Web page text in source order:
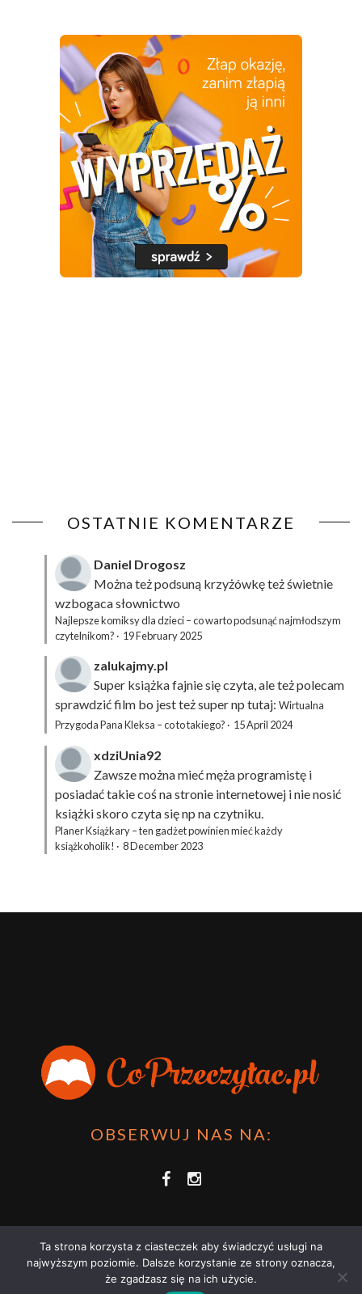
OSTATNIE KOMENTARZE
Daniel Drogosz
Można też podsuną krzyżówkęteż świetnie
wzbogaca słownictwo
Najlepsze komiksy dla dzieci – co warto podsunąć najmłodszym
czytelnikom? · 19 February 2025
zalukajmy.pl
Super książka fajnie się czyta, ale też polecam
sprawdzić film bo jest też super np tutaj: Wirtualna
Przygoda Pana Kleksa – co to takiego? · 15 April 2024
xdziUnia92
Zawsze można mieć męża programistę i
posiadać takie coś na stronie internetowej i nie nosić
książki skoro czyta się np na czytniku.
Planer Książkary – ten gadżet powinien mieć każdy
książkoholik! · 8 December 2023
OBSERWUJ NAS NA:
COPRZECZYTAĆ.PL 2021 | STRONA WYKORZYSTUJE PLIKI COOKIES |
Ta strona korzysta z ciasteczek aby świadczyć usługi na
najwyższym poziomie. Dalsze korzystanie ze strony oznacza,
że zgadzasz się na ich użycie.